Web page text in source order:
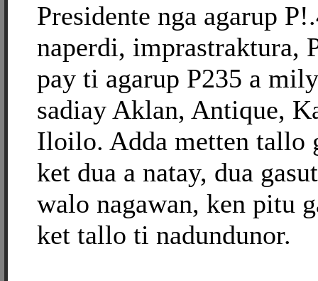
Presidente nga agarup
naperdi, imprastraktura,
pay ti agarup P235 a
sadiay Aklan, Antique,
Iloilo. Adda metten tallo
ket dua a natay, dua
walo nagawan, ken pitu
ket tallo ti nadundunor.